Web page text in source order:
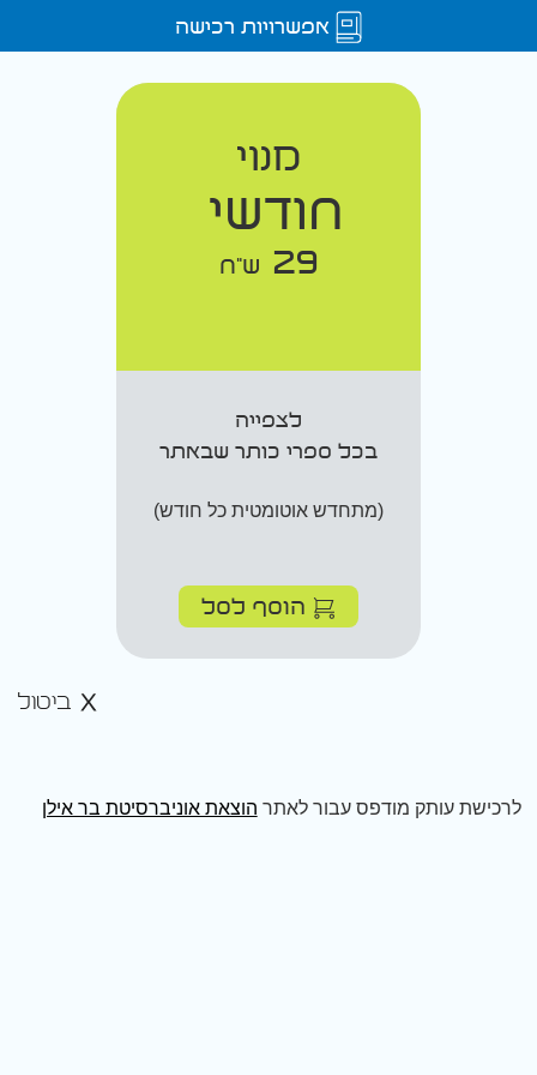
אפשרויות רכישה
מנוי
חודשי
29 ש"ח
לצפייה
בכל ספרי כותר שבאתר
(מתחדש אוטומטית כל חודש)
הוסף לסל
ביטול
לרכישת עותק מודפס עבור לאתר הוצאת אוניברסיטת בר אילן